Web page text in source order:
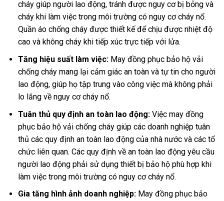
cháy giúp người lao động, tránh được nguy cơ bị bỏng và
cháy khi làm việc trong môi trường có nguy cơ cháy nổ.
Quần áo chống cháy được thiết kế để chịu được nhiệt độ
cao và không cháy khi tiếp xúc trực tiếp với lửa.
Tăng hiệu suất làm việc: May đồng phục bảo hộ vải
chống cháy mang lại cảm giác an toàn và tự tin cho người
lao động, giúp họ tập trung vào công việc mà không phải
lo lắng về nguy cơ cháy nổ.
Tuân thủ quy định an toàn lao động: Việc may đồng
phục bảo hộ vải chống cháy giúp các doanh nghiệp tuân
thủ các quy định an toàn lao động của nhà nước và các tổ
chức liên quan. Các quy định về an toàn lao động yêu cầu
người lao động phải sử dụng thiết bị bảo hộ phù hợp khi
làm việc trong môi trường có nguy cơ cháy nổ.
Gia tăng hình ảnh doanh nghiệp:May đồng phục bảo